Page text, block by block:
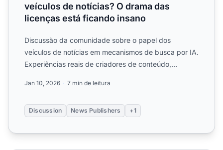
veículos de notícias? O drama das
licenças está ficando insano
Discussão da comunidade sobre o papel dos
veículos de notícias em mecanismos de busca por IA.
Experiências reais de criadores de conteúdo,
Jan 10, 2026 7 min de leitura
Discussion News Publishers +1